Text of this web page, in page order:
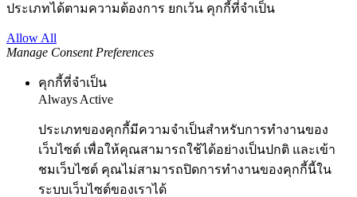
ประเภทได้ตามความต้องการ ยกเว้น คุกกี้ที่จำเป็น
Allow All
Manage Consent Preferences
คุกกี้ที่จำเป็น
Always Active
ประเภทของคุกกี้มีความจำเป็นสำหรับการทำงานของ
เว็บไซต์ เพื่อให้คุณสามารถใช้ได้อย่างเป็นปกติ และเข้า
ชมเว็บไซต์ คุณไม่สามารถปิดการทำงานของคุกกี้นี้ใน
ระบบเว็บไซต์ของเราได้